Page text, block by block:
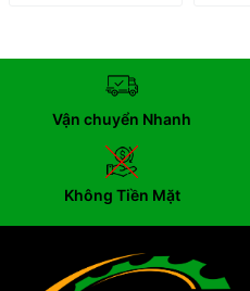
Vận chuyển Nhanh
Không Tiền Mặt